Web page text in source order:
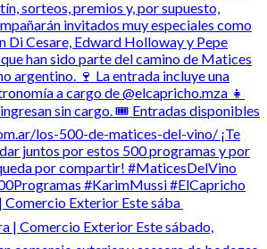
Comercio Exterior Este sába